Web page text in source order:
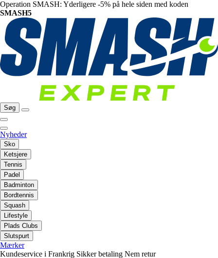
Operation SMASH: Yderligere -5% på hele siden med koden
SMASH5
Søg
Nyheder
Sko
Ketsjere
Tennis
Padel
Badminton
Bordtennis
Squash
Lifestyle
Plads Clubs
Slutspurt
Mærker
Kundeservice i Frankrig Sikker betaling Nem retur